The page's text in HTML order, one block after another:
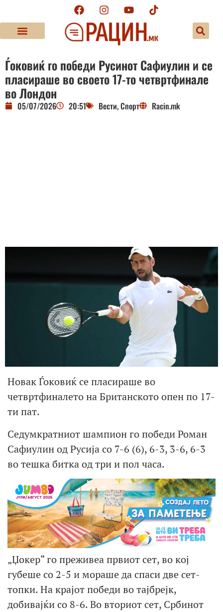
Ѓоковиќ го победи Русинот Сафиулин и се
пласираше во своето 17-то четвртфинале
во Лондон
05/07/2026 20:51 Вести,Спорт Racin.mk
Новак Ѓоковиќ се пласираше во
четвртфиналето на Британското опен по 17-
ти пат.
Седумкратниот шампион го победи Роман
Сафиулин од Русија со 7-6 (6), 6-3, 3-6, 6-3
во тешка битка од три и пол часа.
„Џокер“ го преживеа првиот сет, во кој
губеше со 2-5 и мораше да спаси две сет-
топки. На крајот победи во тајбрејк,
добивајќи со 8-6. Во вториот сет, Србинот